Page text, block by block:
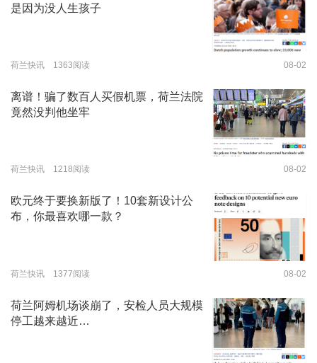
是因为没人生孩子
荷兰快讯 1363阅读 08-02
离谱！骗了数百人买假机票，荷兰法院
竟然没判他坐牢
荷兰快讯 1218阅读 08-02
欧元终于要换新版了！10套新设计公
布，你最喜欢哪一款？
荷兰快讯 1377阅读 08-02
荷兰阿姆机场谈崩了，安检人员大规模
停工越来越近…